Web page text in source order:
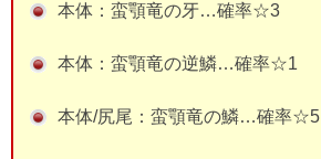
本体：蛮顎竜の牙…確率☆3
本体：蛮顎竜の逆鱗…確率☆1
本体/尻尾：蛮顎竜の鱗…確率☆5